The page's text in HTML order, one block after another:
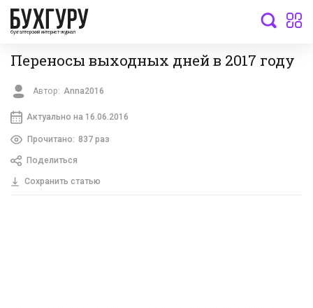
бухгалтерский интернет-журнал
Переносы выходных дней в 2017 году
Автор: Anna2016
Актуально на 16.06.2016
Прочитано: 837 раз
Поделиться
Сохранить статью